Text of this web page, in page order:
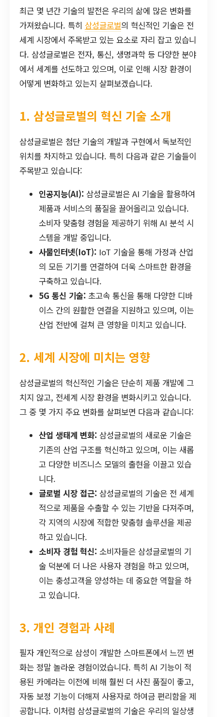
최근 몇 년간 기술의 발전은 우리의 삶에 많은 변화를
가져왔습니다. 특히 삼성글로벌의 혁신적인 기술은 전
세계 시장에서 주목받고 있는 요소로 자리 잡고 있습니
다. 삼성글로벌은 전자, 통신, 생명과학 등 다양한 분야
에서 세계를 선도하고 있으며, 이로 인해 시장 환경이
어떻게 변화하고 있는지 살펴보겠습니다.
1. 삼성글로벌의 혁신 기술 소개
삼성글로벌은 첨단 기술의 개발과 구현에서 독보적인
위치를 차지하고 있습니다. 특히 다음과 같은 기술들이
주목받고 있습니다:
인공지능(AI): 삼성글로벌은 AI 기술을 활용하여
제품과 서비스의 품질을 끌어올리고 있습니다.
소비자 맞춤형 경험을 제공하기 위해 AI 분석 시
스템을 개발 중입니다.
사물인터넷(IoT): IoT 기술을 통해 가정과 산업
의 모든 기기를 연결하여 더욱 스마트한 환경을
구축하고 있습니다.
5G 통신 기술: 초고속 통신을 통해 다양한 디바
이스 간의 원활한 연결을 지원하고 있으며, 이는
산업 전반에 걸쳐 큰 영향을 미치고 있습니다.
2. 세계 시장에 미치는 영향
삼성글로벌의 혁신적인 기술은 단순히 제품 개발에 그
치지 않고, 전세계 시장 환경을 변화시키고 있습니다.
그 중 몇 가지 주요 변화를 살펴보면 다음과 같습니다:
산업 생태계 변화: 삼성글로벌의 새로운 기술은
기존의 산업 구조를 혁신하고 있으며, 이는 새롭
고 다양한 비즈니스 모델의 출현을 이끌고 있습
니다.
글로벌 시장 접근: 삼성글로벌의 기술은 전 세계
적으로 제품을 수출할 수 있는 기반을 다져주며,
각 지역의 시장에 적합한 맞춤형 솔루션을 제공
하고 있습니다.
소비자 경험 혁신: 소비자들은 삼성글로벌의 기
술 덕분에 더 나은 사용자 경험을 하고 있으며,
이는 충성고객을 양성하는 데 중요한 역할을 하
고 있습니다.
3. 개인 경험과 사례
필자 개인적으로 삼성이 개발한 스마트폰에서 느낀 변
화는 정말 놀라운 경험이었습니다. 특히 AI 기능이 적
용된 카메라는 이전에 비해 훨씬 더 사진 품질이 좋고,
자동 보정 기능이 더해져 사용자로 하여금 편리함을 제
공합니다. 이처럼 삼성글로벌의 기술은 우리의 일상생